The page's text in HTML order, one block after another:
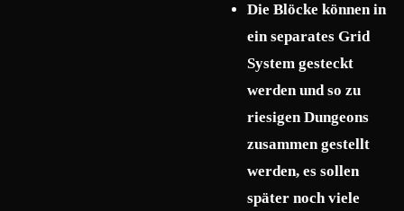
Die Blöcke können in
ein separates Grid
System gesteckt
werden und so zu
riesigen Dungeons
zusammen gestellt
werden, es sollen
später noch viele